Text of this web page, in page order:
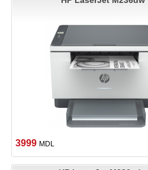
3999 MDL